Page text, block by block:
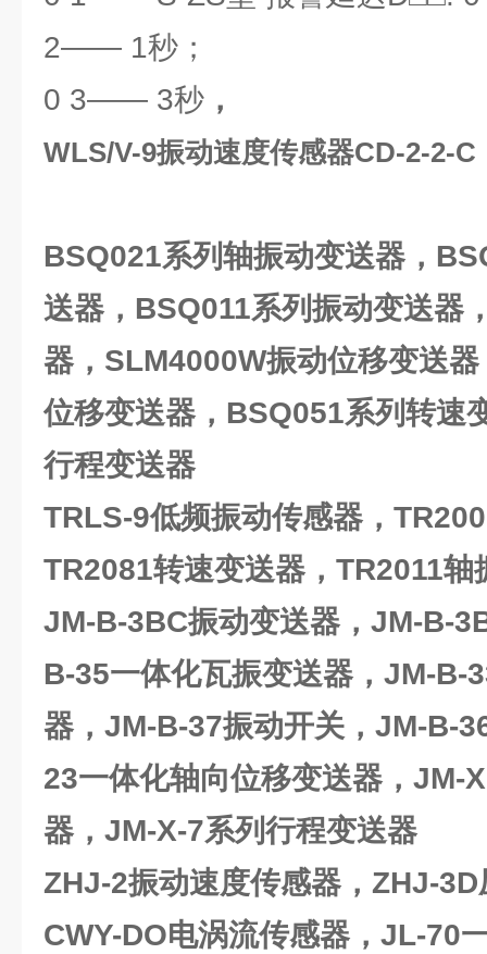
2―― 1秒；
0 3―― 3秒 ，
WLS/V-9振动速度传感器CD-2-2-C
BSQ021系列轴振动变送器，
送器，BSQ011系列振动变送器
器，SLM4000W振动位移变送
位移变送器，BSQ051系列转速
行程变送器
TRLS-9低频振动传感器 ，
TR2081转速变送器，TR2011轴
JM-B-3BC振动变送器，JM-B-
B-35一体化瓦振变送器，JM-B-
器，JM-B-37振动开关，JM-B-
23一体化轴向位移变送器，JM-
器，JM-X-7系列行程变送器
ZHJ-2振动速度传感器，ZHJ-
CWY-DO电涡流传感器，JL-70